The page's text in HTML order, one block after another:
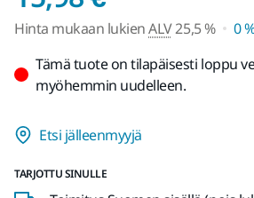
Hinta mukaan lukienALV25,5 %
0
Tämä tuote on tilapäisesti loppu
myöhemmin uudelleen.
Etsi jälleenmyyjä
TARJOTTU SINULLE